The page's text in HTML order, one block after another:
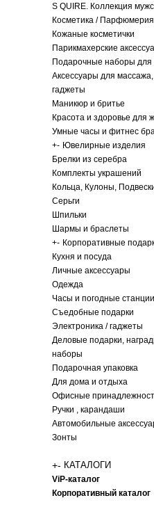
S QUIRE. Коллекция
Косметика / Парфюмерия
Кожаные косметички
Парикмахерские
Подарочные наборы для
Аксессуары для
гаджеты
Маникюр и бритье
Красота и здоровье для
Умные часы и фитнес
+- Ювелирные изделия
Брелки из серебра
Комплекты украшений
Кольца, Кулоны,
Серьги
Шпильки
Шармы и браслеты
+- Корпоративные
Кухня и посуда
Личные аксессуары
Одежда
Часы и погодные станции
Съедобные подарки
Электроника / гаджеты
Деловые подарки,
наборы
Подарочная упаковка
Для дома и отдыха
Офисные
Ручки , карандаши
Автомобильные
Зонты
+- КАТАЛОГИ
ViP-каталог
Корпоративный каталог